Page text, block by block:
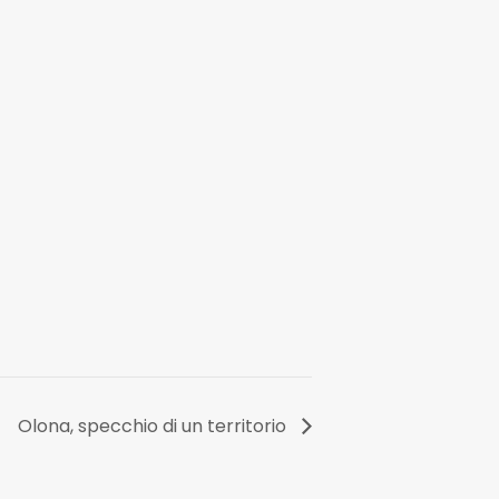
Olona, specchio di un territorio